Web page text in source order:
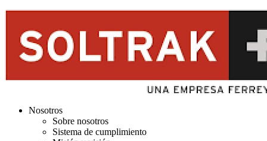
Nosotros
Sobre nosotros
Sistema de cumplimiento